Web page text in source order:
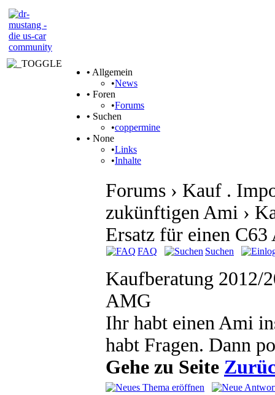
• Allgemein
•News
• Foren
•Forums
• Suchen
•coppermine
• None
•Links
•Inhalte
Forums › Kauf .
zukünftigen Ami ›
Ersatz für einen
FAQ Suchen
Kaufberatung 2012/
AMG
Ihr habt einen Ami
habt Fragen. Dann
Gehe zu Seite